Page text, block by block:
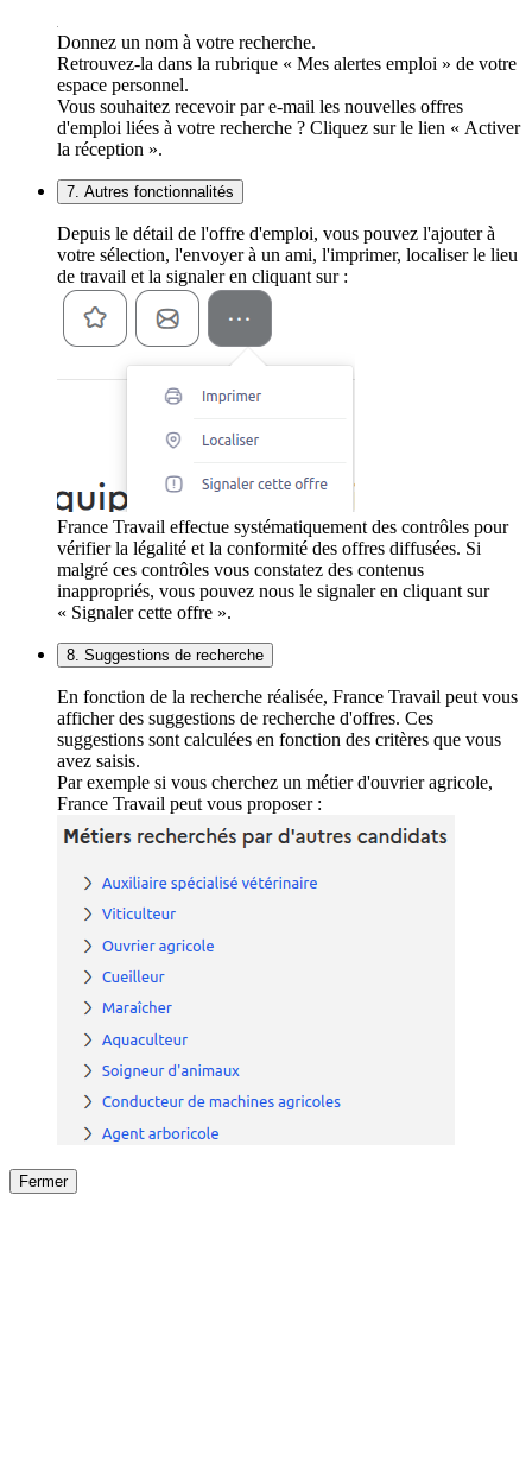
Donnez un nom à votre recherche.
Retrouvez-la dans la rubrique « Mes alertes emploi » de votre
espace personnel.
Vous souhaitez recevoir par e-mail les nouvelles offres
d'emploi liées à votre recherche ? Cliquez sur le lien « Activer
la réception ».
7. Autres fonctionnalités
Depuis le détail de l'offre d'emploi, vous pouvez l'ajouter à
votre sélection, l'envoyer à un ami, l'imprimer, localiser le lieu
de travail et la signaler en cliquant sur :
France Travail effectue systématiquement des contrôles pour
vérifier la légalité et la conformité des offres diffusées. Si
malgré ces contrôles vous constatez des contenus
inappropriés, vous pouvez nous le signaler en cliquant sur
« Signaler cette offre ».
8. Suggestions de recherche
En fonction de la recherche réalisée, France Travail peut vous
afficher des suggestions de recherche d'offres. Ces
suggestions sont calculées en fonction des critères que vous
avez saisis.
Par exemple si vous cherchez un métier d'ouvrier agricole,
France Travail peut vous proposer :
Fermer